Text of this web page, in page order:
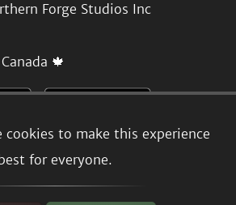
to make this experience
for everyone.
Forge Studios Inc
🍁